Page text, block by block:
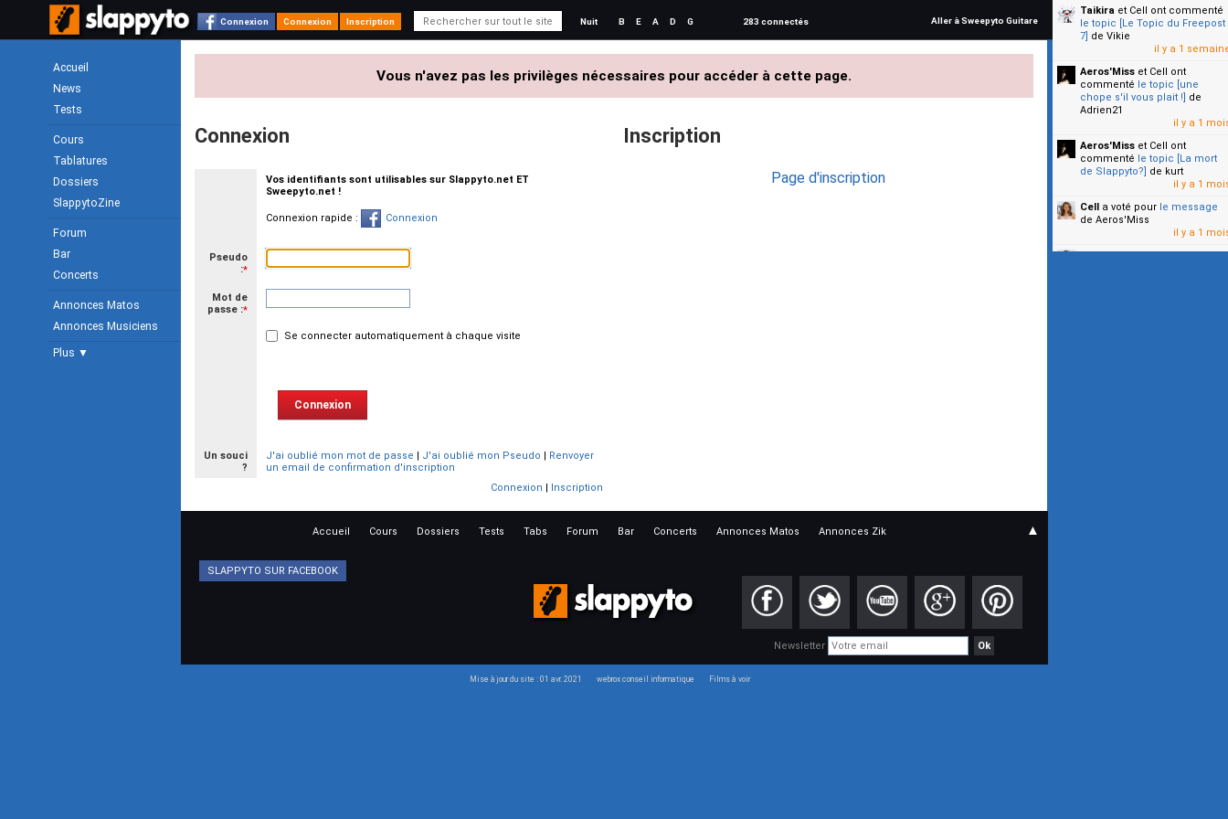
Connexion Connexion Inscription Nuit B E A D G 283 connectés Aller à Sweepyto Guitare
Accueil
News
Tests
Cours
Tablatures
Dossiers
SlappytoZine
Forum
Bar
Concerts
Annonces Matos
Annonces Musiciens
Plus ▼
Vous n'avez pas les privilèges nécessaires pour accéder à cette page.
Connexion
Vos identifiants sont utilisables sur Slappyto.net ET
Sweepyto.net !
Connexion rapide : Connexion
Pseudo
:*
Mot de
passe :*
Se connecter automatiquement à chaque visite
Un souci
?
J'ai oublié mon mot de passe | J'ai oublié mon Pseudo | Renvoyer
un email de confirmation d'inscription
Connexion | Inscription
Inscription
Page d'inscription
Taikira et Cell ont commenté
le topic [Le Topic du Freepost
7] de Vikie
il y a 1
Aeros'Miss et Cell ont
commenté le topic [une
chope s'il vous plait !] de
Adrien21
il y a 1
Aeros'Miss et Cell ont
commenté le topic [La mort
de Slappyto?] de kurt
il y a 1
Cell a voté pour le message
de Aeros'Miss
il y a 1
Cella voté pourle message
Accueil Cours Dossiers Tests Tabs Forum Bar Concerts Annonces Matos Annonces Zik ▲
SLAPPYTO SUR FACEBOOK
Newsletter
Mise à jour du site : 01 avr. 2021 webrox conseil informatique Films à voir